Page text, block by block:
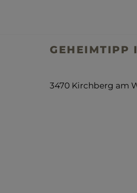
GEHEIMTIPP
3470 Kirchberg am